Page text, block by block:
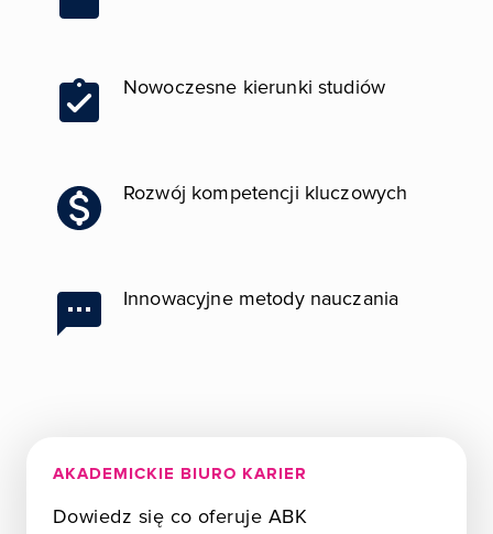
Obraz Nowoczesne kierunki studiów
Obraz Rozwój kompetencji kluczowych
Obraz Innowacyjne metody nauczania
AKADEMICKIE BIURO KARIER
Dowiedz się co oferuje ABK